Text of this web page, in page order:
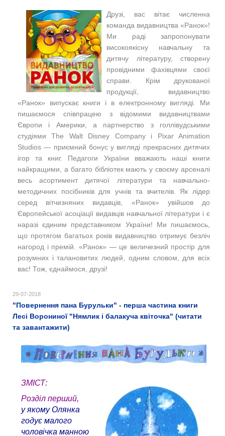
Друзі, вас вітає численна
команда видавництва «Ранок»!
Ми раді запропонувати
високоякісну навчальну та
дитячу літературу, створену
провідними фахівцями своєї
справи. Крім друкованої
продукції, видавництво
«Ранок» випускає книги і в електронному вигляді. Ми
пишаємося співпрацею з відомими видавництвами
Європи і Америки, а партнерство з голлівудськими
студіями The Walt Disney Company і Pixar Animation
Studios — приємний бонус у вигляді прекрасних дитячих
ігор та книг. Педагоги України вважають наші книги
найкращими, а багато бібліотек мають у своєму арсеналі
весь асортимент дитячої літератури та навчально-
методичних посібників для учнів та вчителів. Як лідер
серед вітчизняних видавців, «Ранок» увійшов до
Європейської асоціації видавців навчальної літератури і є
наразі єдиним представником України! Ми пишаємось,
що протягом багатьох років видавництво отримує безліч
нагород і премій. «Ранок» — це величезний простір для
розумних і талановитих людей, одним словом, для всіх
вас! Тож, єднаймося, друзі!
29-07-2018
"Повернення пана Бурульки" - перша частина книги
Лесі Ворониної "Нямлик і балакуча квіточка" (читати
та завантажити)
ЗМІСТ:
Розділ перший,
у якому Олянка
годує малого
чоловічка манною